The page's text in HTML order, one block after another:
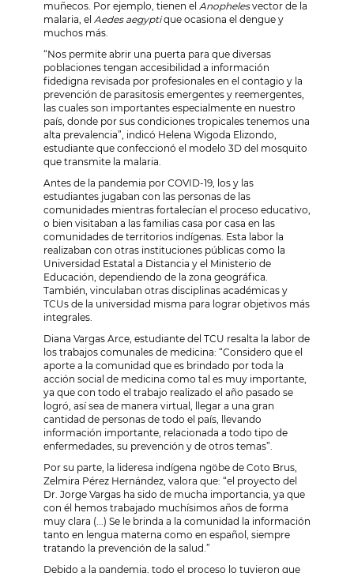
muñecos. Por ejemplo, tienen el Anophelesvector de la
malaria, el Aedes aegyptique ocasiona el dengue y
muchos más.
“Nos permite abrir una puerta para que diversas
poblaciones tengan accesibilidad a información
fidedigna revisada por profesionales en el contagio y la
prevención de parasitosis emergentes y reemergentes,
las cuales son importantes especialmente en nuestro
país, donde por sus condiciones tropicales tenemos una
alta prevalencia”, indicó Helena Wigoda Elizondo,
estudiante que confeccionó el modelo 3D del mosquito
que transmite la malaria.
Antes de la pandemia por COVID-19, los y las
estudiantes jugaban con las personas de las
comunidades mientras fortalecían el proceso educativo,
o bien visitaban a las familias casa por casa en las
comunidades de territorios indígenas. Esta labor la
realizaban con otras instituciones públicas como la
Universidad Estatal a Distancia y el Ministerio de
Educación, dependiendo de la zona geográfica.
También, vinculaban otras disciplinas académicas y
TCUs de la universidad misma para lograr objetivos más
integrales.
Diana Vargas Arce, estudiante del TCU resalta la labor de
los trabajos comunales de medicina: “Considero que el
aporte a la comunidad que es brindado por toda la
acción social de medicina como tal es muy importante,
ya que con todo el trabajo realizado el año pasado se
logró, así sea de manera virtual, llegar a una gran
cantidad de personas de todo el país, llevando
información importante, relacionada a todo tipo de
enfermedades, su prevención y de otros temas”.
Por su parte, la lideresa indígena ngöbe de Coto Brus,
Zelmira Pérez Hernández, valora que: “el proyecto del
Dr. Jorge Vargas ha sido de mucha importancia, ya que
con él hemos trabajado muchísimos años de forma
muy clara (...) Se le brinda a la comunidad la información
tanto en lengua materna como en español, siempre
tratando la prevención de la salud.”
Debido a la pandemia, todo el proceso lo tuvieron que